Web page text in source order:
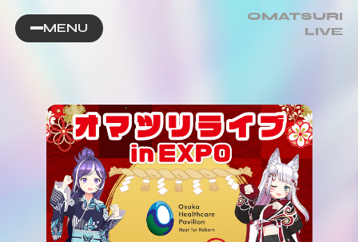
MENU
OMATSURI
LIVE